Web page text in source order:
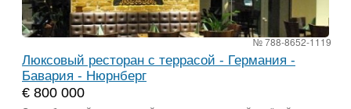
№ 788-8652-1119
Люксовый ресторан с террасой - Германия -
Бавария - Нюрнберг
€ 800 000